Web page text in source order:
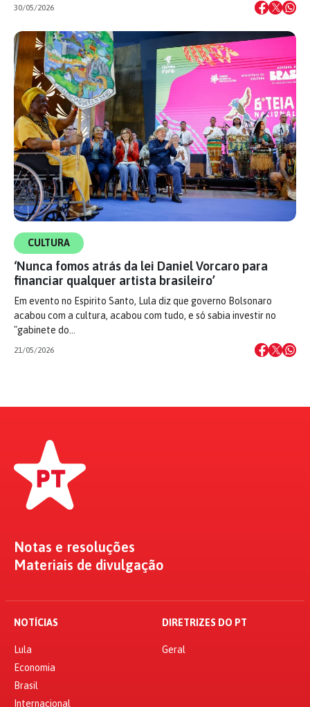
30/05/2026
CULTURA
‘Nunca fomos atrás da lei Daniel Vorcaro para
financiar qualquer artista brasileiro’
Em evento no Espirito Santo, Lula diz que governo Bolsonaro
acabou com a cultura, acabou com tudo, e só sabia investir no
"gabinete do…
21/05/2026
Notas e resoluções
Materiais de divulgação
NOTÍCIAS
Lula
Economia
Brasil
Internacional
DIRETRIZES DO PT
Geral